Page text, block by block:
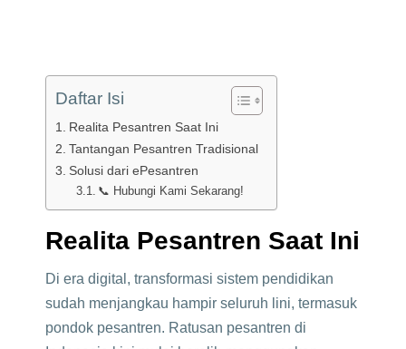
Daftar Isi
Realita Pesantren Saat Ini
Tantangan Pesantren Tradisional
Solusi dari ePesantren
📞 Hubungi Kami Sekarang!
Realita Pesantren Saat Ini
Di era digital, transformasi sistem pendidikan
sudah menjangkau hampir seluruh lini, termasuk
pondok pesantren. Ratusan pesantren di